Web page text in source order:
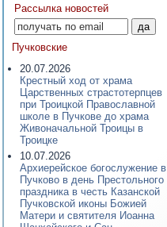
Рассылка новостей
Пучковские
20.07.2026
Крестный ход от храма
Царственных страстотерпцев
при Троицкой Православной
школе в Пучкове до храма
Живоначальной Троицы в
Троицке
10.07.2026
Архиерейское богослужение в
Пучково в день Престольного
праздника в честь Казанской
Пучковской иконы Божией
Матери и святителя Иоанна